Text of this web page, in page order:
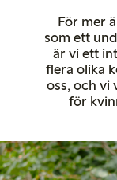
För mer
som ett
är vi ett
flera olika
oss, och vi
för